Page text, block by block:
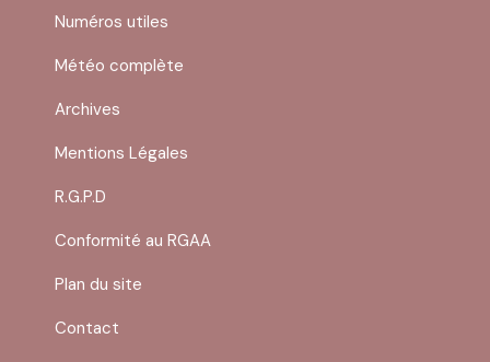
Vendredi : Fermé
Samedi : Fermé
Numéros utiles
Météo complète
Archives
Mentions Légales
R.G.P.D
Conformité au RGAA
Plan du site
Contact